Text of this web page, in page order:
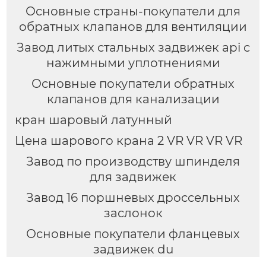
Основные страны-покупатели для
обратных клапанов для вентиляции
Завод литых стальных задвижек api с
нажимными уплотнениями
Основные покупатели обратных
клапанов для канализации
кран шаровый латунный
Цена шарового крана 2 VR VR VR VR
Завод по производству шпинделя
для задвижек
Завод 16 поршневых дроссельных
заслонок
Основные покупатели фланцевых
задвижек du